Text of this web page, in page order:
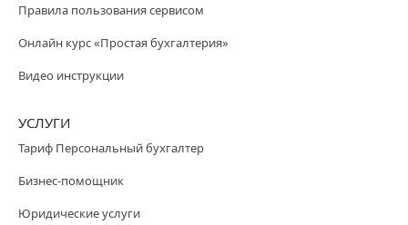
Правила пользования сервисом
Онлайн курс «Простая бухгалтерия»
Видео инструкции
УСЛУГИ
Тариф Персональный бухгалтер
Бизнес-помощник
Юридические услуги